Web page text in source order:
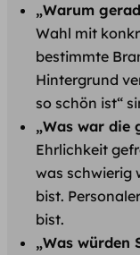
„Warum
Wahl mit
bestimmte
Hintergrund
so schön ist“
„Was war die
Ehrlichkeit
was schwierig
bist.
bist.
„Was würden